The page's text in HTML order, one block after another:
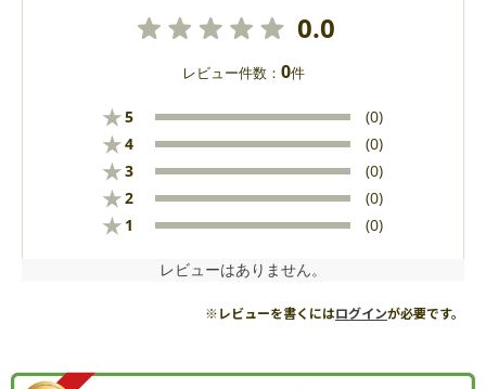
0.0
レビュー件数： 0件
★5 (0)
★4 (0)
★3 (0)
★2 (0)
★ 1 (0)
レビューはありません。
※レビューを書くにはログインが必要です。